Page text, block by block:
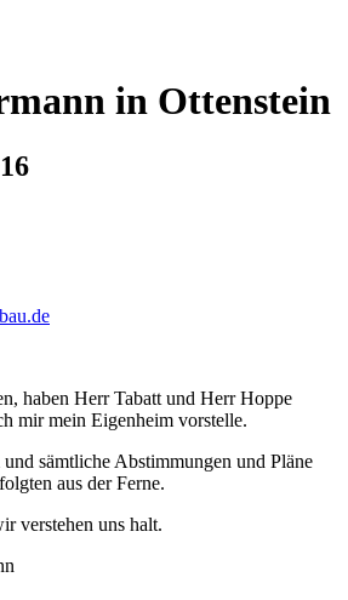
in Ottenstein
haben Herr Tabatt und Herr Hoppe
mir mein Eigenheim vorstelle.
sämtliche Abstimmungen und Pläne
aus der Ferne.
verstehen uns halt.